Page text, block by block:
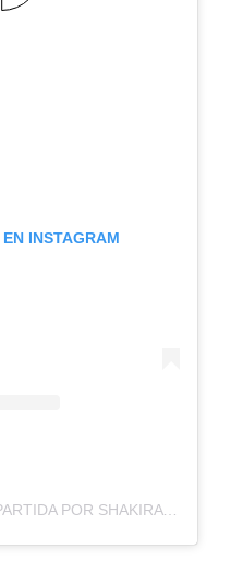
INSTAGRAM
UNA PUBLICACIÓN COMPARTIDA POR SHAKIRA (@SHAKIRA)